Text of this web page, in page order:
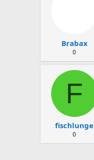
Brabax
0
F
fischlunge
0